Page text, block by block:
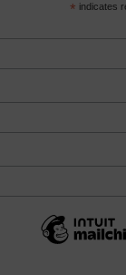
* indicates